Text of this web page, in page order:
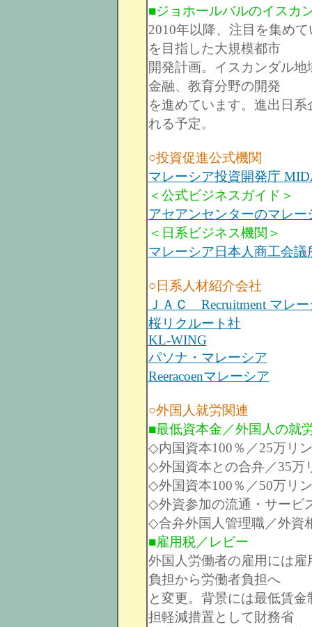
■ジョホールバルのイスカ
2010年以降、注目を集め
を目指した大規模都市
開発計画。イスカンダル
金融、教育分野の開発
を進めています。進出日
れる予定。
○投資促進公式機関
マレーシア投資開発庁
＜公式ビジネスガイド＞
アセアンセンターのマレー
＜日系ビジネス機関＞
マレーシア日本人商工会議
○日系人材紹介会社
ＪＡＣ Recruitment マレー
桜リクルート社
KL-WING
パソナ・マレーシア
Reeracoenマレーシア
○外国人就労関連
■最低資本金／外国人の就
◇内国資本100％／25万リ
◇外国資本との合弁／35万
◇外国資本100％／50万リ
◇外資参加の流通・サービ
◇合弁外国人管理職／外資
■雇用税／レビー
外国人労働者の雇用には
負担から労働者負担へ
と変更。背景には最低賃
担軽減措置として財務省